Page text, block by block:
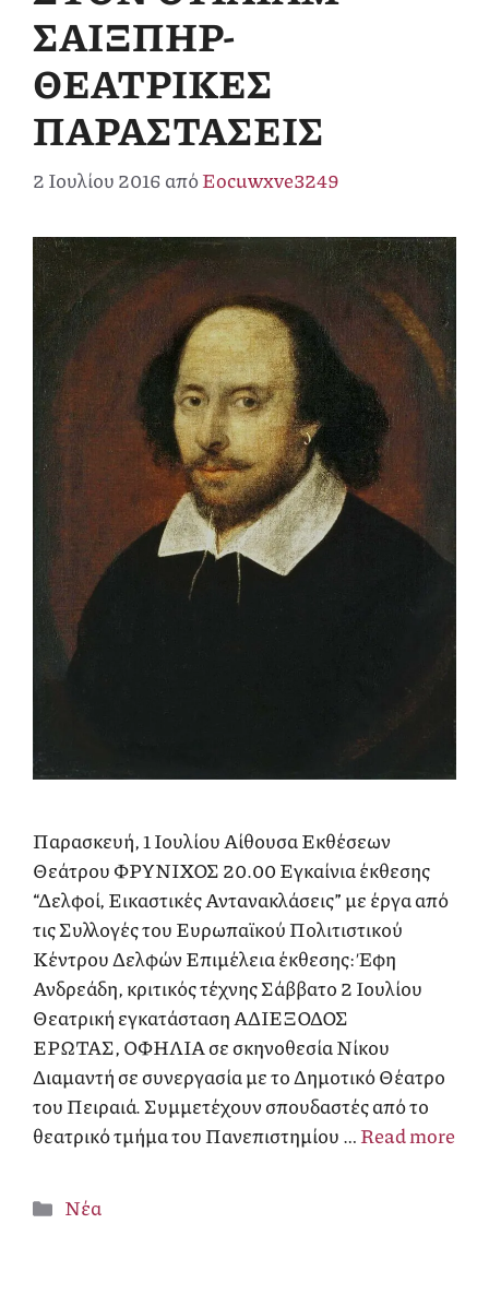
ΣΑΙΞΠΗΡ-
ΘΕΑΤΡΙΚΕΣ
ΠΑΡΑΣΤΑΣΕΙΣ
2 Ιουλίου 2016απόEocuwxve3249
Παρασκευή, 1 Ιουλίου Αίθουσα Εκθέσεων
Θεάτρου ΦΡΥΝΙΧΟΣ 20.00 Εγκαίνια έκθεσης
“Δελφοί, Εικαστικές Αντανακλάσεις” με έργα από
τις Συλλογές του Ευρωπαϊκού Πολιτιστικού
Κέντρου Δελφών Επιμέλεια έκθεσης: Έφη
Ανδρεάδη, κριτικός τέχνης Σάββατο 2 Ιουλίου
Θεατρική εγκατάσταση ΑΔΙΕΞΟΔΟΣ
ΕΡΩΤΑΣ, OΦΗΛΙΑ σε σκηνοθεσία Νίκου
Διαμαντή σε συνεργασία με το Δημοτικό Θέατρο
του Πειραιά. Συμμετέχουν σπουδαστές από το
θεατρικό τμήμα του Πανεπιστημίου …Read more
Κατηγορίες
Νέα